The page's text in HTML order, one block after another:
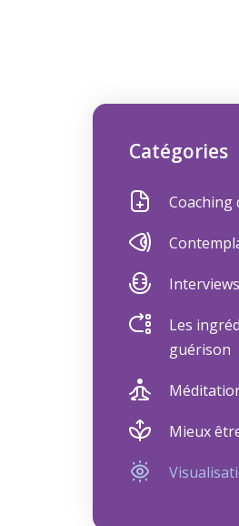
Catégories
Coaching
Interviews
Les
guérison
Mieux